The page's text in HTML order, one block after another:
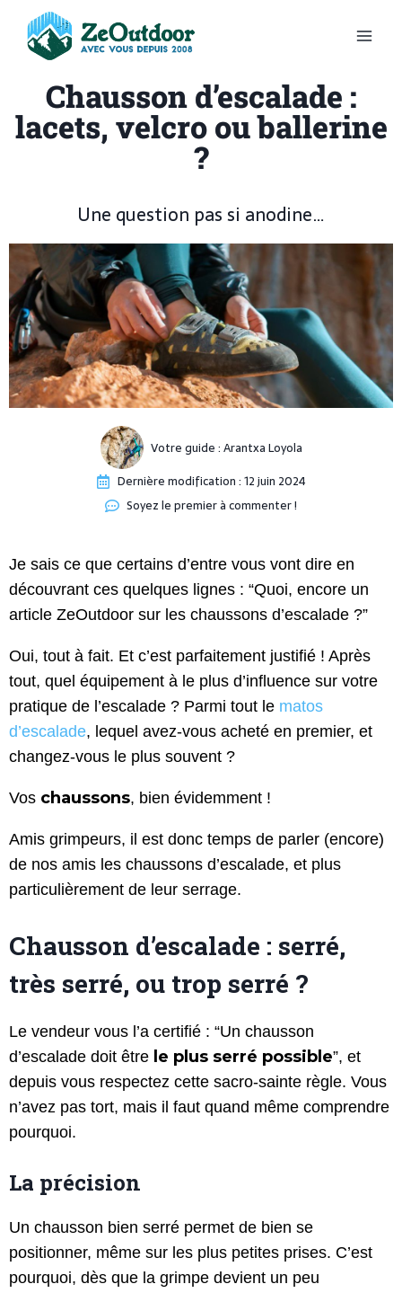
Chausson d’escalade :
lacets, velcro ou ballerine
?
Une question pas si anodine…
Votre guide :Arantxa Loyola
Dernière modification :12 juin 2024
Soyez le premier à commenter !
Je sais ce que certains d’entre vous vont dire en
découvrant ces quelques lignes : “Quoi, encore un
article ZeOutdoor sur les chaussons d’escalade ?”
Oui, tout à fait. Et c’est parfaitement justifié ! Après
tout, quel équipement à le plus d’influence sur votre
pratique de l’escalade ? Parmi tout le matos
d’escalade, lequel avez-vous acheté en premier, et
changez-vous le plus souvent ?
Vos chaussons, bien évidemment !
Amis grimpeurs, il est donc temps de parler (encore)
de nos amis les chaussons d’escalade, et plus
particulièrement de leur serrage.
Chausson d’escalade : serré,
très serré, ou trop serré ?
Le vendeur vous l’a certifié : “Un chausson
d’escalade doit être le plus serré possible”, et
depuis vous respectez cette sacro-sainte règle. Vous
n’avez pas tort, mais il faut quand même comprendre
pourquoi.
La précision
Un chausson bien serré permet de bien se
positionner, même sur les plus petites prises. C’est
pourquoi, dès que la grimpe devient un peu